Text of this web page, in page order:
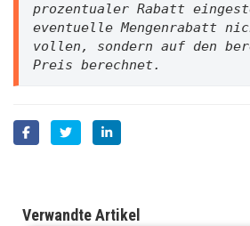
prozentualer Rabatt
eventuelle Mengenrabatt
vollen, sondern auf den
Preis berechnet.
Verwandte Artikel